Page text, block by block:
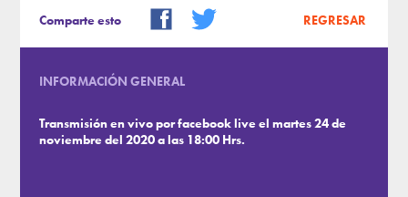
Comparte esto REGRESAR
INFORMACIÓN GENERAL
Transmisión en vivo por facebook live el martes 24 de
noviembre del 2020 a las 18:00 Hrs.